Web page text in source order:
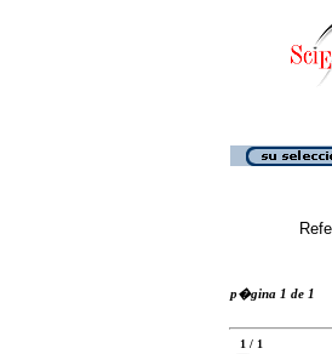
p�gina 1 de 1
1 / 1